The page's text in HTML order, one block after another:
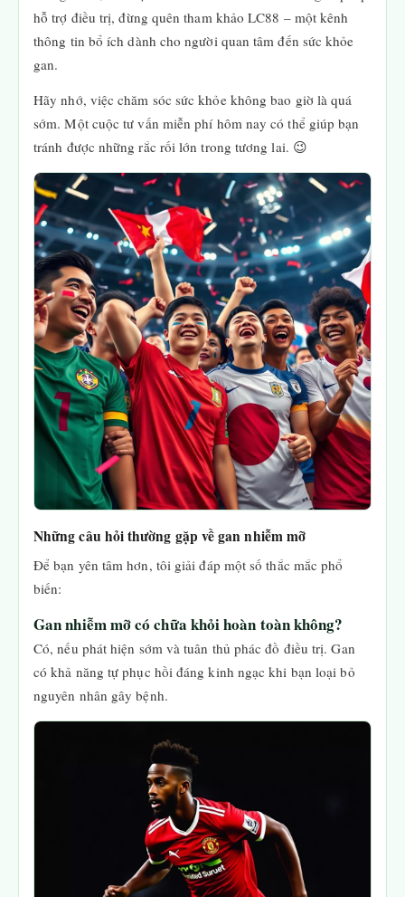
hỗ trợ điều trị, đừng quên tham khảo LC88 – một kênh
thông tin bổ ích dành cho người quan tâm đến sức khỏe
gan.
Hãy nhớ, việc chăm sóc sức khỏe không bao giờ là quá
sớm. Một cuộc tư vấn miễn phí hôm nay có thể giúp bạn
tránh được những rắc rối lớn trong tương lai. 😉
Những câu hỏi thường gặp về gan nhiễm mỡ
Để bạn yên tâm hơn, tôi giải đáp một số thắc mắc phổ
biến:
Gan nhiễm mỡ có chữa khỏi hoàn toàn không?
Có, nếu phát hiện sớm và tuân thủ phác đồ điều trị. Gan
có khả năng tự phục hồi đáng kinh ngạc khi bạn loại bỏ
nguyên nhân gây bệnh.